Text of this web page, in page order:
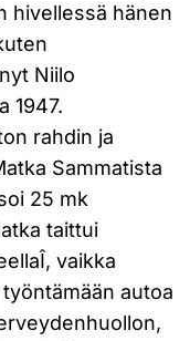
hivellessä hänen
Niilo
1947.
rahdin ja
Sammatista
25 mk
taittui
vaikka
autoa